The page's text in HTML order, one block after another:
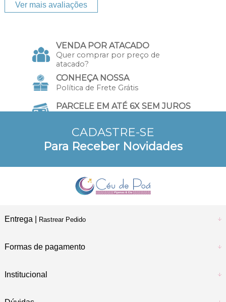
Ver mais avaliações
VENDA POR ATACADO
Quer comprar por preço de
atacado?
CONHEÇA NOSSA
Política de Frete Grátis
PARCELE EM ATÉ 6X SEM JUROS
10% DE DESCONTO
a vista no Pix e Boleto
CADASTRE-SE
Para Receber Novidades
Entrega | Rastrear Pedido
Formas de pagamento
Institucional